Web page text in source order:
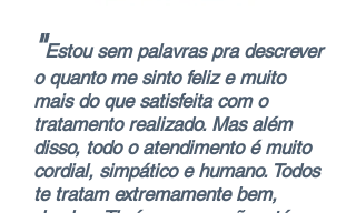
"Estou sem palavras pra descrever
o quanto me sinto feliz e muito
mais do que satisfeita com o
tratamento realizado. Mas além
disso, todo o atendimento é muito
cordial, simpático e humano. Todos
te tratam extremamente bem,